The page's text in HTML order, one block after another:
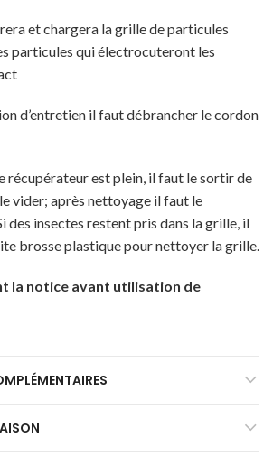
et chargera la grille de particules
particules qui électrocuteront les
d’entretien il faut débrancher le cordon
récupérateur est plein, il faut le sortir de
vider; après nettoyage il faut le
des insectes restent pris dans la grille, il
brosse plastique pour nettoyer la grille.
la notice avant utilisation de